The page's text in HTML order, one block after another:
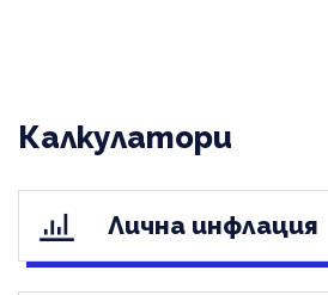
Калкулатори
Лична инфлация